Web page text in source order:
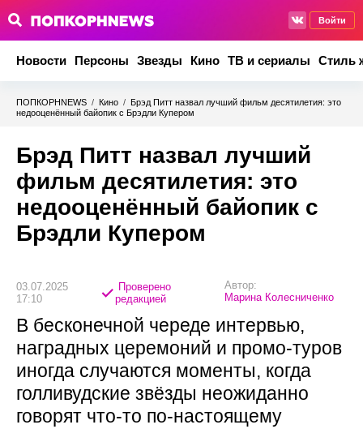
Войти
Новости Персоны Звезды Кино ТВ и сериалы Стиль
ПОПКОРНNEWS / Кино / Брэд Питт назвал лучший фильм десятилетия: это
недооценённый байопик с Брэдли Купером
Брэд Питт назвал лучший
фильм десятилетия: это
недооценённый байопик с
Брэдли Купером
03.07.2025
17:10
Проверено
редакцией
Автор:
Марина Колесниченко
В бесконечной череде интервью,
наградных церемоний и промо-туров
иногда случаются моменты, когда
голливудские звёзды неожиданно
говорят что-то по-настоящему